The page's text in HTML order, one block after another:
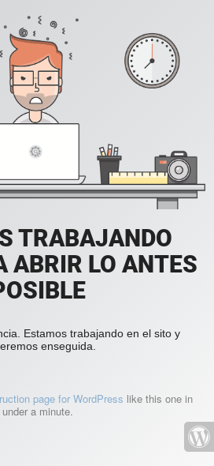
TRABAJANDO
ABRIR LO ANTES
Estamos trabajando en el sito y
enseguida.
page for WordPress like this one in
under a minute.